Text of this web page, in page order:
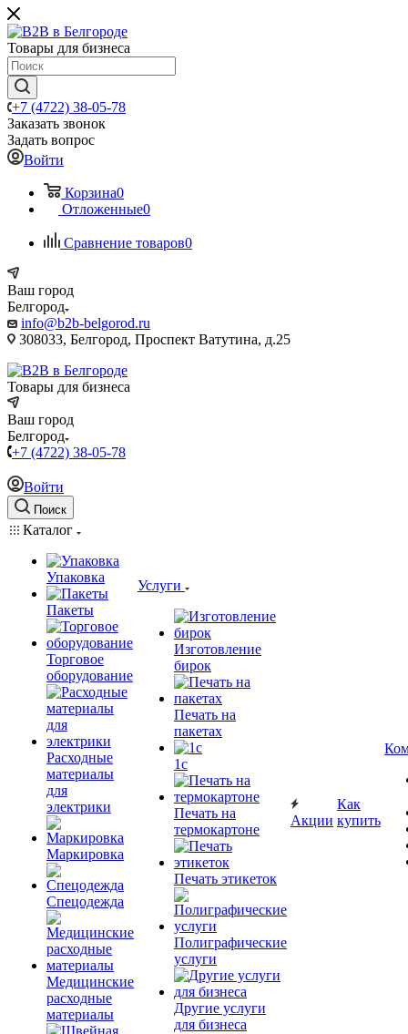
Товары для бизнеса
+7 (4722) 38-05-78
Заказать звонок
Задать вопрос
Войти
Корзина0
Отложенные0
Сравнение товаров0
Ваш город
Белгород
info@b2b-belgorod.ru
308033, Белгород, Проспект Ватутина, д.25
Товары для бизнеса
Ваш город
Белгород
+7 (4722) 38-05-78
Войти
Поиск
Каталог
Упаковка
Пакеты
Торговое
оборудование
Расходные
материалы
для
электрики
Маркировка
Спецодежда
Медицинские
расходные
материалы
Услуги
Изготовление
бирок
Печать на
пакетах
1c
Печать на
термокартоне
Печать этикеток
Полиграфические
услуги
Другие услуги
для бизнеса
Акции
Как
купить